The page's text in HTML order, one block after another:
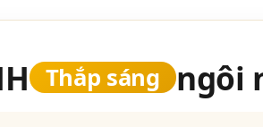
Thắp sáng ngôi